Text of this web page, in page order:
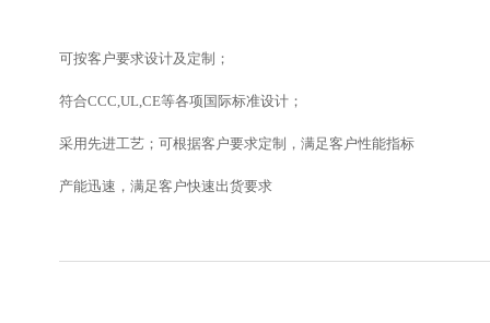
可按客户要求设计及定制；
符合CCC,UL,CE等各项国际标准设计；
采用先进工艺；可根据客户要求定制，满足客户性能指标
产能迅速，满足客户快速出货要求